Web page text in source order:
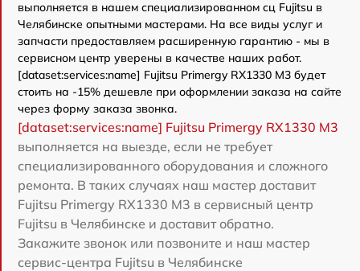
выполняется в нашем специализированном сц Fujitsu в
Челябинске опытными мастерами. На все виды услуг и
запчасти предоставляем расширенную гарантию - мы в
сервисном центр уверены в качестве наших работ.
[dataset:services:name] Fujitsu Primergy RX1330 M3 будет
стоить на -15% дешевле при оформлении заказа на сайте
через форму заказа звонка.
[dataset:services:name] Fujitsu Primergy RX1330 M3
выполняется на выезде, если не требует
специализированного оборудования и сложного
ремонта. В таких случаях наш мастер доставит
Fujitsu Primergy RX1330 M3 в сервисный центр
Fujitsu в Челябинске и доставит обратно.
Закажите звонок или позвоните и наш мастер
сервис-центра Fujitsu в Челябинске